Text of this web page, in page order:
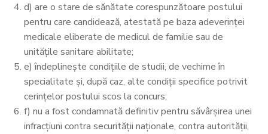
d) are o stare de sănătate corespunzătoare postului
pentru care candidează, atestată pe baza adeverinţei
medicale eliberate de medicul de familie sau de
unităţile sanitare abilitate;
e) îndeplineşte condiţiile de studii, de vechime în
specialitate şi, după caz, alte condiţii specifice potrivit
cerinţelor postului scos la concurs;
f) nu a fost condamnată definitiv pentru săvârşirea unei
infracţiuni contra securităţii naţionale, contra autorităţii,